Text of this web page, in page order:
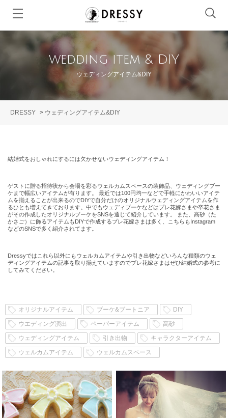
wedding item & DIY
ウェディングアイテム&DIY
DRESSY > ウェディングアイテム&DIY
結婚式をおしゃれにするには欠かせないウェディングアイテム！
ゲストに贈る招待状から会場を彩るウェルカムスペースの装飾品、ウェディングブー
ケまで幅広いアイテムが有ります。 最近では100円均一などで手軽にかわいいアイテ
ムを揃えることが出来るのでDIYで自分だけのオリジナルウェディングアイテムを作
るひとも増えてきております。中でもウェディブーケなどはプレ花嫁さまや卒花さま
がその作成したオリジナルブーケをSNSを通じて紹介しています。 また、高砂（た
かさご）に飾るアイテムもDIYで作成するプレ花嫁さまは多く、こちらもInstagram
などのSNSで多く紹介されてます。
Dressyではこれら以外にもウェルカムアイテムや引き出物などいろんな種類のウェ
ディングアイテムの記事を取り揃えていますのでプレ花嫁さまはぜひ結婚式の参考に
してみてください。
オリジナルアイテム ブーケ&ブートニア
DIY
ウエディング演出
ペーパーアイテム
高砂
ウェディングアイテム
引き出物
キャラクターアイテム
ウェルカムアイテム
ウェルカムスペース